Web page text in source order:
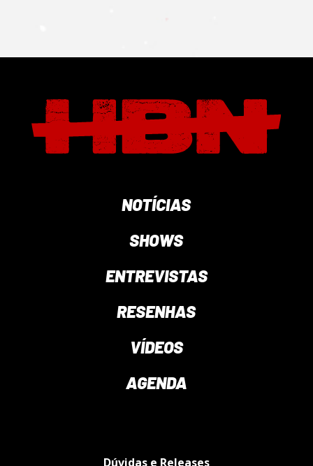
NOTÍCIAS
SHOWS
ENTREVISTAS
RESENHAS
VÍDEOS
AGENDA
Dúvidas e Releases